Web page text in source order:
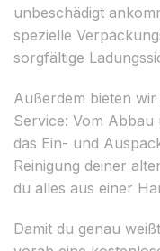
unbeschädigt
spezielle
sorgfältige
Außerdem bieten
Service: Vom
das Ein- und
Reinigung deiner
du alles aus einer
Damit du genau